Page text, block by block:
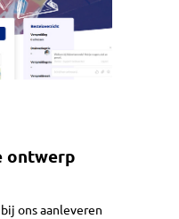
ontwerp
ons aanleveren